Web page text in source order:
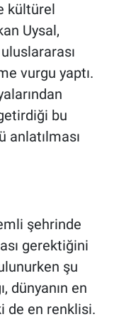
kültürel
Uysal,
vurgu yaptı.
bu
anlatılması
şehrinde
gerektiğini
şu
dünyanın en
de en renklisi.